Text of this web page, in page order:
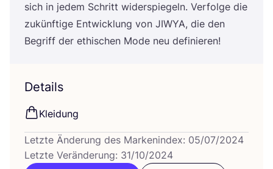
sich in jedem Schritt wider­spie­geln. Ver­fol­ge die
zukünf­ti­ge Ent­wick­lung von JIWYA, die den
Begriff der ethi­schen Mode neu definieren!
Details
Klei­dung
Letzte Änderung des Markenindex: 05/07/2024
Letzte Veränderung: 31/10/2024